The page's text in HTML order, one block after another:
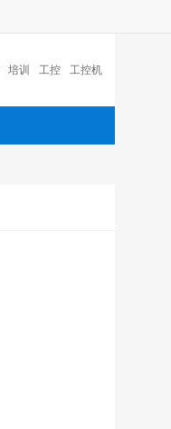
培训 工控 工控机